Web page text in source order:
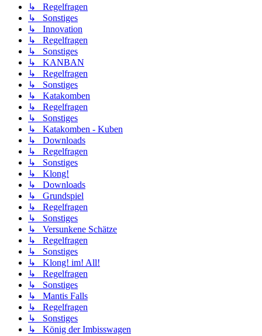
↳ Regelfragen
↳ Sonstiges
↳ Innovation
↳ Regelfragen
↳ Sonstiges
↳ KANBAN
↳ Regelfragen
↳ Sonstiges
↳ Katakomben
↳ Regelfragen
↳ Sonstiges
↳ Katakomben - Kuben
↳ Downloads
↳ Regelfragen
↳ Sonstiges
↳ Klong!
↳ Downloads
↳ Grundspiel
↳ Regelfragen
↳ Sonstiges
↳ Versunkene Schätze
↳ Regelfragen
↳ Sonstiges
↳ Klong! im! All!
↳ Regelfragen
↳ Sonstiges
↳ Mantis Falls
↳ Regelfragen
↳ Sonstiges
↳ König der Imbisswagen